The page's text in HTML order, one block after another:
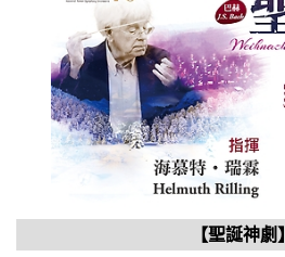
【聖誕神劇】